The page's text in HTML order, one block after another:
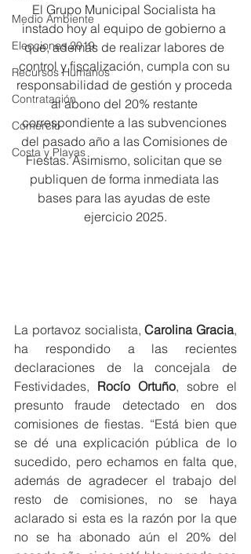
Medio Ambiente
Elecciones 2019
Recursos Humanos
Contratación
Comercio
Costa y Playas
El Grupo Municipal Socialista ha
instado hoy al equipo de gobierno a
que, además de realizar labores de
control y fiscalización, cumpla con su
responsabilidad de gestión y proceda
al abono del 20% restante
correspondiente a las subvenciones
del pasado año a las Comisiones de
Fiestas. Asimismo, solicitan que se
publiquen de forma inmediata las
bases para las ayudas de este
ejercicio 2025.
La portavoz socialista, Carolina Gracia,
ha respondido a las recientes
declaraciones de la concejala de
Festividades, Rocío Ortuño, sobre el
presunto fraude detectado en dos
comisiones de fiestas. “Está bien que
se dé una explicación pública de lo
sucedido, pero echamos en falta que,
además de agradecer el trabajo del
resto de comisiones, no se haya
aclarado si esta es la razón por la que
no se ha abonado aún el 20% del